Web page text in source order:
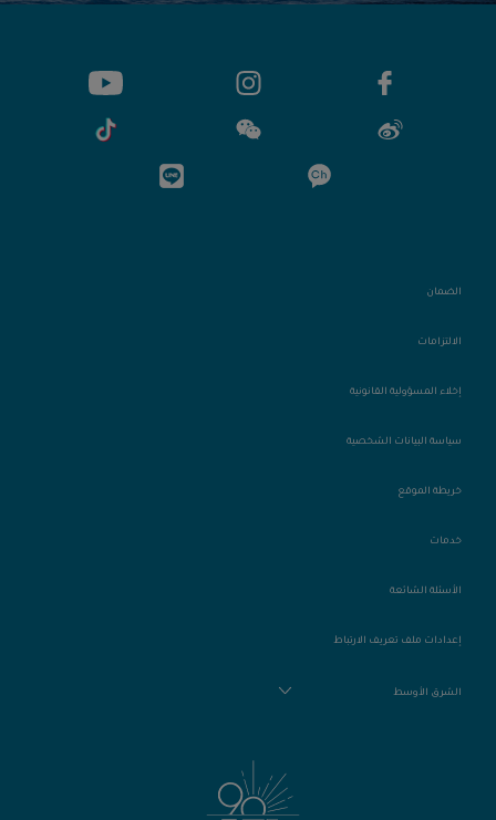
الضمان
الالتزامات
إخلاء المسؤولية القانونية
سياسة البيانات الشخصية
خريطة الموقع
خدمات
الأسئلة الشائعة
إعدادات ملف تعريف الارتباط
الشرق الأوسط